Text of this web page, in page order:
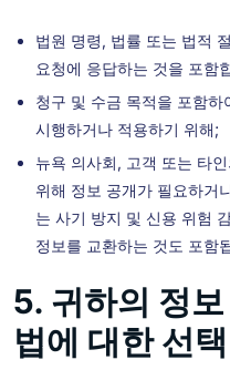
법원 명령, 법률 또는 법적
요청에 응답하는 것을 포함
청구 및 수금 목적을 포함
시행하거나 적용하기 위해;
뉴욕 의사회, 고객 또는 타
위해 정보 공개가 필요하거
는 사기 방지 및 신용 위험
정보를 교환하는 것도 포함
5. 귀하의 정
법에 대한 선택